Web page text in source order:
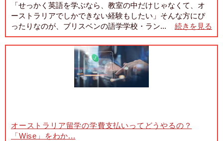
「せっかく英語を学ぶなら、教室の中だけじゃなくて、オ
ーストラリアでしかできない経験もしたい」そんな方にぴ
ったりなのが、ブリスベンの語学学校・ラン...
続きを見る
オーストラリア留学の学費支払いってどうやるの？
「Wise」をわか...